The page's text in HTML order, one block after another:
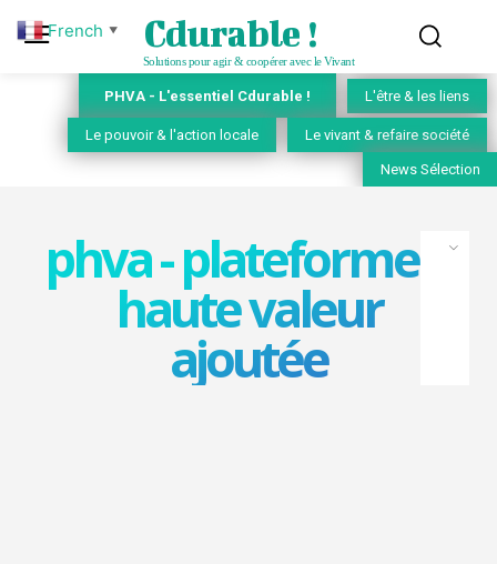
Cdurable !
Solutions pour agir & coopérer avec le Vivant
PHVA - L'essentiel Cdurable ! L'être & les liens
Le pouvoir & l'action locale Le vivant & refaire société
News Sélection
phva - plateforme à
haute valeur
ajoutée
French ▼